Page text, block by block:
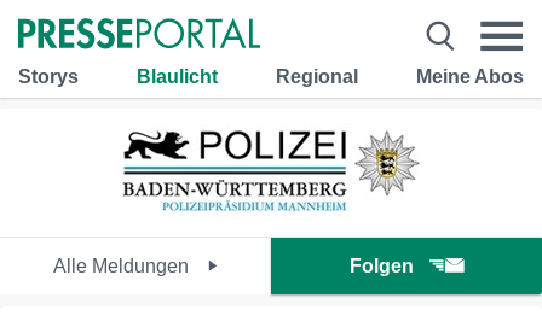
Storys Blaulicht Regional Meine Abos
Alle Meldungen Folgen